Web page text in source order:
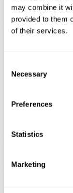
may combine it
provided to them
of their services.
Selection
Necessary
Preferences
Statistics
Marketing
Los niños